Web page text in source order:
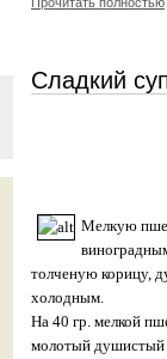
Сладкий
Мелкую
толченую корицу,
холодным.
На 40 гр. мелкой
молотый душистый